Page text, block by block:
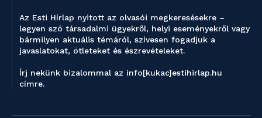
Az Esti Hírlap nyitott az olvasói megkeresésekre –
legyen szó társadalmi ügyekről, helyi eseményekről vagy
bármilyen aktuális témáról, szívesen fogadjuk a
javaslatokat, ötleteket és észrevételeket.
Írj nekünk bizalommal az info[kukac]estihirlap.hu
címre.